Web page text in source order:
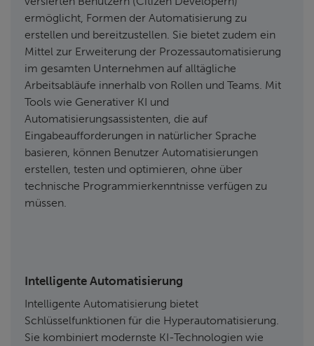
ermöglicht, Formen der Automatisierung zu
erstellen und bereitzustellen. Sie bietet zudem ein
Mittel zur Erweiterung der Prozessautomatisierung
im gesamten Unternehmen auf alltägliche
Arbeitsabläufe innerhalb von Rollen und Teams. Mit
Tools wie Generativer KI und
Automatisierungsassistenten, die auf
Eingabeaufforderungen in natürlicher Sprache
basieren, können Benutzer Automatisierungen
erstellen, testen und optimieren, ohne über
technische Programmierkenntnisse verfügen zu
müssen.
Intelligente Automatisierung
Intelligente Automatisierung bietet
Schlüsselfunktionen für die Hyperautomatisierung.
Sie kombiniert modernste KI-Technologien wie